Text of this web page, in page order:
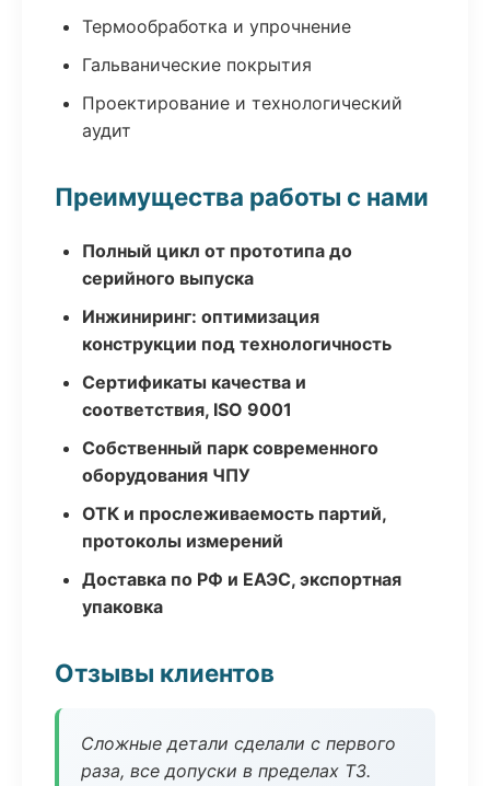
Термообработка и упрочнение
Гальванические покрытия
Проектирование и технологический
аудит
Преимущества работы с нами
Полный цикл от прототипа до
серийного выпуска
Инжиниринг: оптимизация
конструкции под технологичность
Сертификаты качества и
соответствия, ISO 9001
Собственный парк современного
оборудования ЧПУ
ОТК и прослеживаемость партий,
протоколы измерений
Доставка по РФ и ЕАЭС, экспортная
упаковка
Отзывы клиентов
Сложные детали сделали с первого
раза, все допуски в пределах ТЗ.